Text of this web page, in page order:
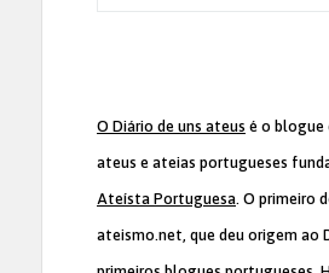
O Diário de uns ateus é o blogue
ateus e ateias portugueses
Ateísta Portuguesa. O primeiro
ateismo.net, que deu origem ao